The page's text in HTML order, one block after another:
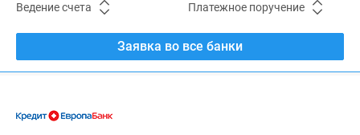
Ведение счета Платежное поручение
Заявка во все банки